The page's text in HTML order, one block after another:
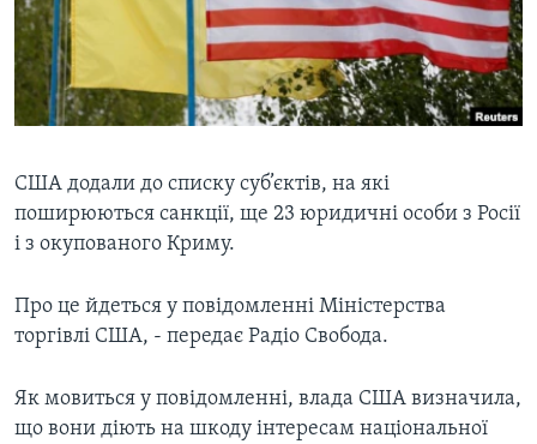
СУСПІЛЬСТВО
ЕКОНОМІКА
ІСТОРІЇ УСПІХУ УКРАЇНЦІВ
ТЕЛЕПРОГРАМИ
ЧАС-TIME
СТУДІЯ ВАШИНГТОН
ВІКНО В АМЕРИКУ
ПОГЛЯД З ВАШИНГТОНА
ENGLISH
МИ В СОЦМЕРЕЖАХ
Мови
CША додали до списку суб’єктів, на які
поширюються санкції, ще 23 юридичні особи з Росії
і з окупованого Криму.
Про це йдеться у повідомленні Міністерства
торгівлі США, - передає Радіо Свобода.
Як мовиться у повідомленні, влада США визначила,
що вони діють на шкоду інтересам національної